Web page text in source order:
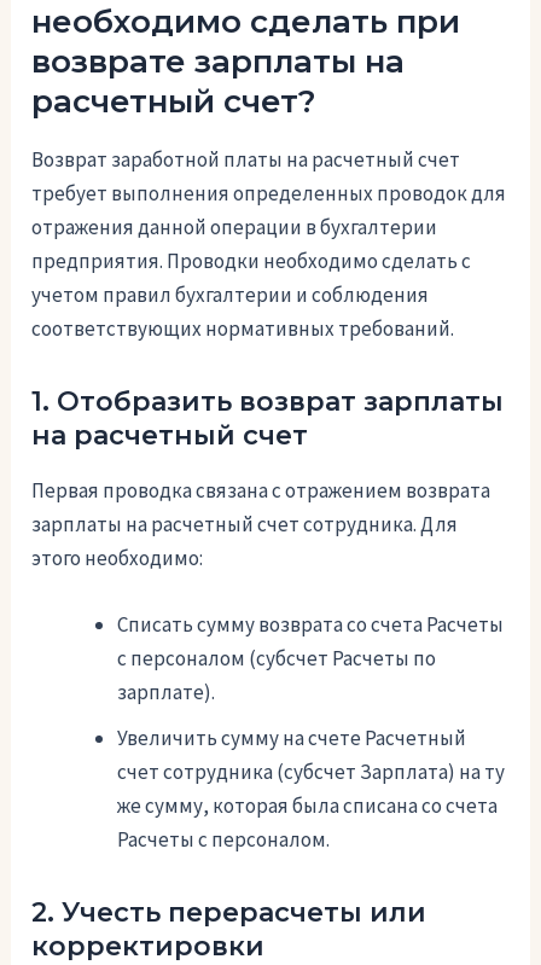
необходимо сделать при
возврате зарплаты на
расчетный счет?
Возврат заработной платы на расчетный счет
требует выполнения определенных проводок для
отражения данной операции в бухгалтерии
предприятия. Проводки необходимо сделать с
учетом правил бухгалтерии и соблюдения
соответствующих нормативных требований.
1. Отобразить возврат зарплаты
на расчетный счет
Первая проводка связана с отражением возврата
зарплаты на расчетный счет сотрудника. Для
этого необходимо:
Списать сумму возврата со счета Расчеты
с персоналом (субсчет Расчеты по
зарплате).
Увеличить сумму на счете Расчетный
счет сотрудника (субсчет Зарплата) на ту
же сумму, которая была списана со счета
Расчеты с персоналом.
2. Учесть перерасчеты или
корректировки